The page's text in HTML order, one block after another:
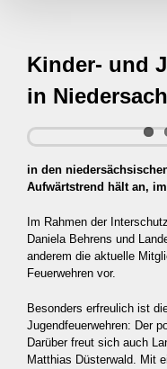
Kinder- und
in
Zeige
grösseres
Bild
in den
Aufwärtstrend hält an,
Im Rahmen der
Daniela Behrens und
anderem die aktuelle
Feuerwehren vor.
Besonders erfreulich ist
Jugendfeuerwehren: Der
Darüber freut sich auch
Matthias Düsterwald. Mit